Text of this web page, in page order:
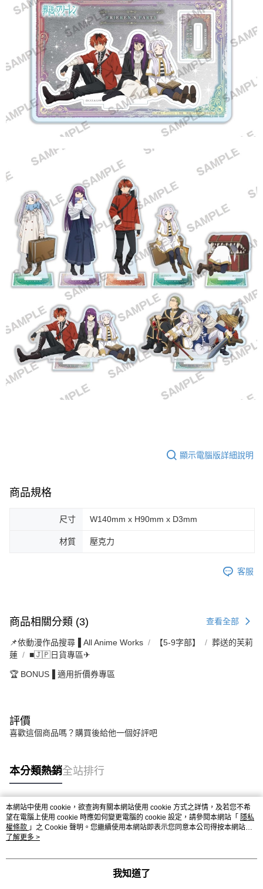
顯示電腦版詳細說明
商品規格
尺寸 W140mm x H90mm x D3mm
材質 壓克力
客服
商品相關分類 (3) 查看全部
📌依動漫作品搜尋▐ All Anime Works 【5-9字部】
葬送的芙莉
蓮
■🇯🇵日貨專區✈
🏆 BONUS▐ 適用折價券專區
評價
喜歡這個商品嗎？購買後給他一個好評吧
本分類熱銷全站排行
熱門標籤
本網站中使用 cookie，欲查詢有關本網站使用 cookie 方式之詳情，及若您不希
望在電腦上使用 cookie 時應如何變更電腦的 cookie 設定，請參閱本網站「 隱私
權條款 」之 Cookie 聲明。您繼續使用本網站即表示您同意本公司得按本網站使
用條款之 Cookie 聲明使用 cookie。
了解更多 >
我知道了